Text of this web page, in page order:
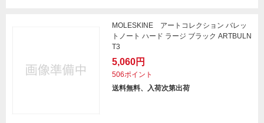
MOLESKINE アートコレクション バレッ
トノート ハード ラージ ブラック ARTBULN
T3
5,060円
506ポイント
送料無料、入荷次第出荷